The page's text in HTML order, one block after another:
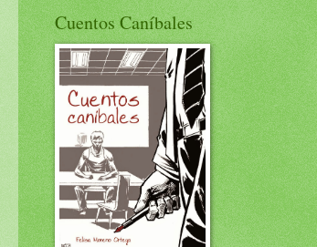
Cuentos Caníbales